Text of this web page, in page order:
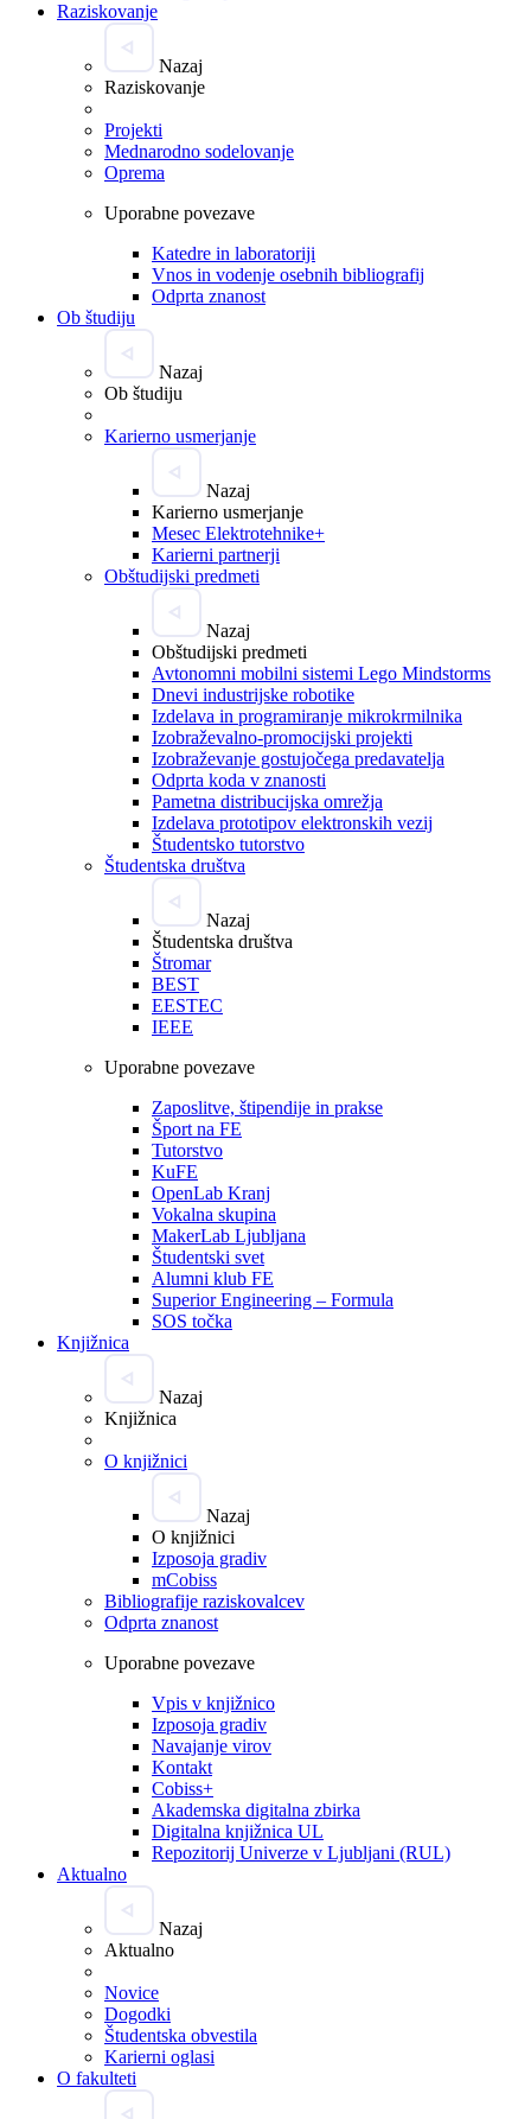
Raziskovanje
Nazaj
Raziskovanje
Projekti
Mednarodno sodelovanje
Oprema
Uporabne povezave
Katedre in laboratoriji
Vnos in vodenje osebnih bibliografij
Odprta znanost
Ob študiju
Nazaj
Ob študiju
Karierno usmerjanje
Nazaj
Karierno usmerjanje
Mesec Elektrotehnike+
Karierni partnerji
Obštudijski predmeti
Nazaj
Obštudijski predmeti
Avtonomni mobilni sistemi Lego Mindstorms
Dnevi industrijske robotike
Izdelava in programiranje mikrokrmilnika
Izobraževalno-promocijski projekti
Izobraževanje gostujočega predavatelja
Odprta koda v znanosti
Pametna distribucijska omrežja
Izdelava prototipov elektronskih vezij
Študentsko tutorstvo
Študentska društva
Nazaj
Študentska društva
Štromar
BEST
EESTEC
IEEE
Uporabne povezave
Zaposlitve, štipendije in prakse
Šport na FE
Tutorstvo
KuFE
OpenLab Kranj
Vokalna skupina
MakerLab Ljubljana
Študentski svet
Alumni klub FE
Superior Engineering – Formula
SOS točka
Knjižnica
Nazaj
Knjižnica
O knjižnici
Nazaj
O knjižnici
Izposoja gradiv
mCobiss
Bibliografije raziskovalcev
Odprta znanost
Uporabne povezave
Vpis v knjižnico
Izposoja gradiv
Navajanje virov
Kontakt
Cobiss+
Akademska digitalna zbirka
Digitalna knjižnica UL
Repozitorij Univerze v Ljubljani (RUL)
Aktualno
Nazaj
Aktualno
Novice
Dogodki
Študentska obvestila
Karierni oglasi
O fakulteti